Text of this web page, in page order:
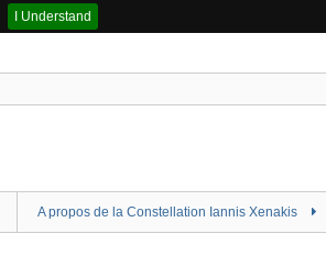
I Understand
A propos de la Constellation Iannis Xenakis